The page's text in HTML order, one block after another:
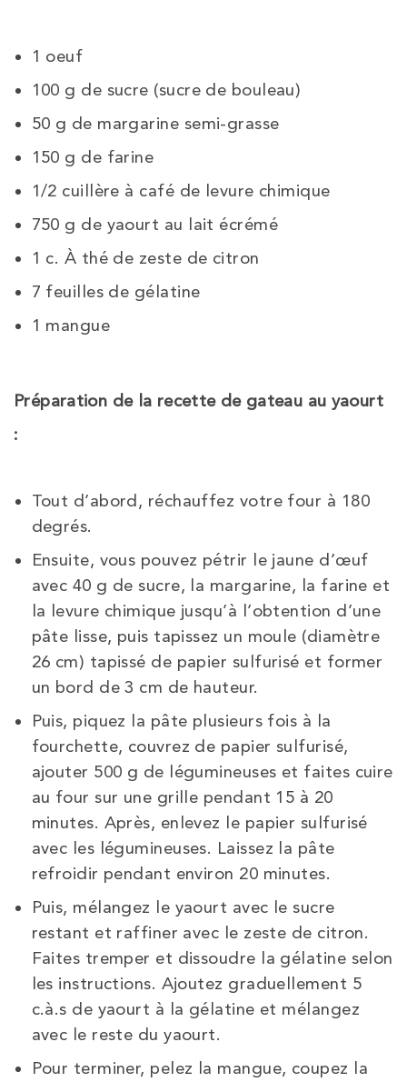
1 oeuf
100 g de sucre (sucre de bouleau)
50 g de margarine semi-grasse
150 g de farine
1/2 cuillère à café de levure chimique
750 g de yaourt au lait écrémé
1 c. À thé de zeste de citron
7 feuilles de gélatine
1 mangue
Préparation de la recette de gateau au yaourt
:
Tout d’abord, réchauffez votre four à 180
degrés.
Ensuite, vous pouvez pétrir le jaune d’œuf
avec 40 g de sucre, la margarine, la farine et
la levure chimique jusqu’à l’obtention d’une
pâte lisse, puis tapissez un moule (diamètre
26 cm) tapissé de papier sulfurisé et former
un bord de 3 cm de hauteur.
Puis, piquez la pâte plusieurs fois à la
fourchette, couvrez de papier sulfurisé,
ajouter 500 g de légumineuses et faites cuire
au four sur une grille pendant 15 à 20
minutes. Après, enlevez le papier sulfurisé
avec les légumineuses. Laissez la pâte
refroidir pendant environ 20 minutes.
Puis, mélangez le yaourt avec le sucre
restant et raffiner avec le zeste de citron.
Faites tremper et dissoudre la gélatine selon
les instructions. Ajoutez graduellement 5
c.à.s de yaourt à la gélatine et mélangez
avec le reste du yaourt.
Pour terminer, pelez la mangue, coupez la